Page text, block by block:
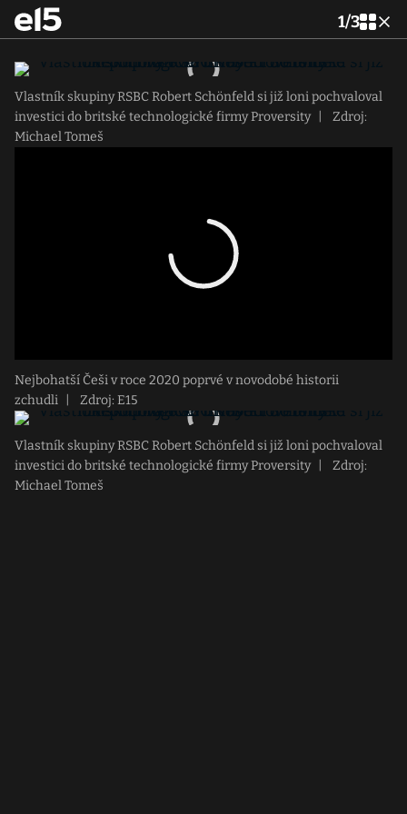
1/3
Vlastník skupiny RSBC Robert Schönfeld si již loni pochvaloval
investici do britské technologické firmy Proversity
Zdroj:
Michael Tomeš
Nejbohatší Češi v roce 2020 poprvé v novodobé historii
zchudli
Zdroj: E15
Vlastník skupiny RSBC Robert Schönfeld si již loni pochvaloval
investici do britské technologické firmy Proversity
Zdroj:
Michael Tomeš